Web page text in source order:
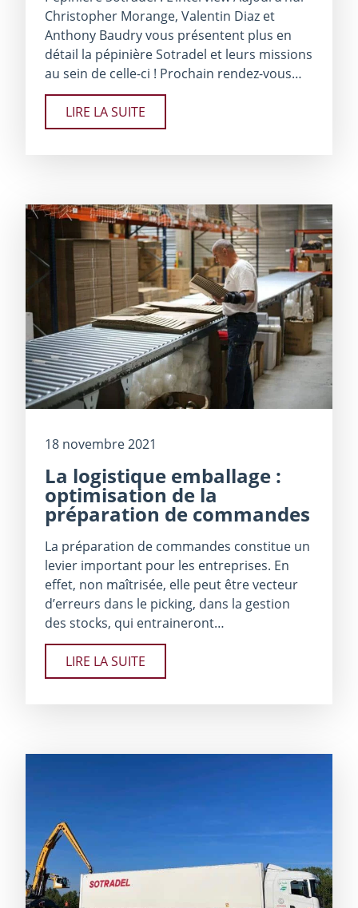
Christopher Morange, Valentin Diaz et
Anthony Baudry vous présentent plus en
détail la pépinière Sotradel et leurs missions
au sein de celle-ci ! Prochain rendez-vous…
LIRE LA SUITE
18 novembre 2021
La logistique emballage :
optimisation de la
préparation de commandes
La préparation de commandes constitue un
levier important pour les entreprises. En
effet, non maîtrisée, elle peut être vecteur
d’erreurs dans le picking, dans la gestion
des stocks, qui entraineront…
LIRE LA SUITE